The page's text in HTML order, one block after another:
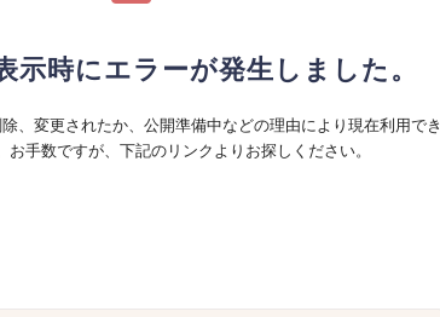
示時にエラーが発生しました。
、変更されたか、公開準備中などの理由により現在利用でき
お手数ですが、下記のリンクよりお探しください。